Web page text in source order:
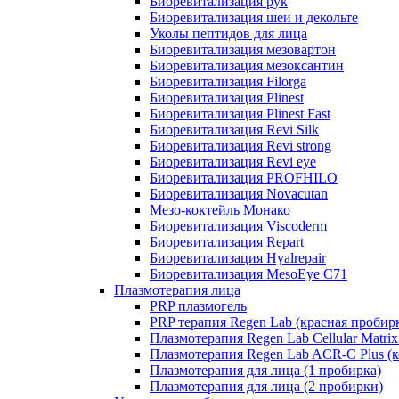
Биоревитализация шеи и декольте
Уколы пептидов для лица
Биоревитализация мезовартон
Биоревитализация мезоксантин
Биоревитализация Filorga
Биоревитализация Plinest
Биоревитализация Plinest Fast
Биоревитализация Revi Silk
Биоревитализация Revi strong
Биоревитализация Revi eye
Биоревитализация PROFHILO
Биоревитализация Novacutan
Мезо-коктейль Монако
Биоревитализация Viscoderm
Биоревитализация Repart
Биоревитализация Hyalrepair
Биоревитализация MesoEye C71
Плазмотерапия лица
PRP плазмогель
PRP терапия Regen Lab (красная
Плазмотерапия Regen Lab Cellular
Плазмотерапия Regen Lab ACR-C Plus
Плазмотерапия для лица (1 пробирка)
Плазмотерапия для лица (2 пробирки)